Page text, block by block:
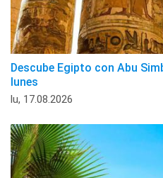
Descube Egipto con Abu
lunes
lu, 17.08.2026